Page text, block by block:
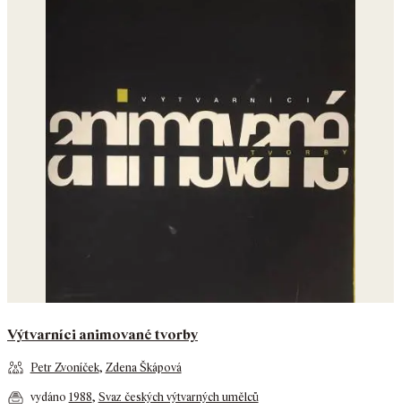
Výtvarníci animované tvorby
Petr Zvoníček, Zdena Škápová
vydáno 1988, Svaz českých výtvarných umělců